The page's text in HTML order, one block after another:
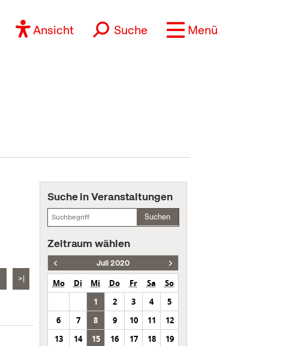
Ansicht Suche Menü
>|
Suche in Veranstaltungen
Suchen
Zeitraum wählen
Juli 2020
Mo Di Mi Do Fr Sa
So
1
2 3 4
5
6
7 8 9 10 11
12
13
14 15 16 17 18
19